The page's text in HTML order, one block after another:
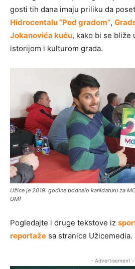
gosti tih dana imaju priliku da
Hidrocentalu “Pod gradom”,
Jokanovića kuću, kako bi se bliže
istorijom i kulturom grada.
Užice je 2019. godine podnelo kanidaturu za
UM)
Pogledajte i druge tekstove iz
reportaže sa stranice Užicemedia.
- Advertisement -